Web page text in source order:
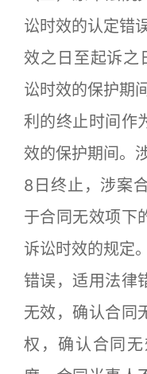
讼时效的认定错
效之日至起诉之
讼时效的保护期
利的终止时间作
效的保护期间。
8日终止，涉案
于合同无效项下
诉讼时效的规定
错误，适用法律
无效，确认合同
权，确认合同